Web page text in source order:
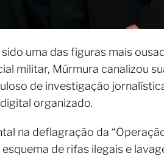
uma das figuras mais
militar, Múrmura canalizou
de investigação
organizado.
na deflagração da
de rifas ilegais e